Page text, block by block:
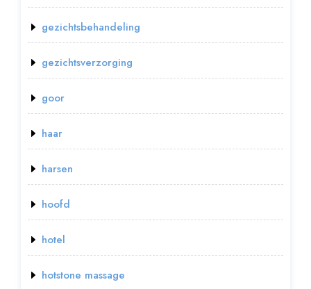
gezichtsbehandeling
gezichtsverzorging
goor
haar
harsen
hoofd
hotel
hotstone massage